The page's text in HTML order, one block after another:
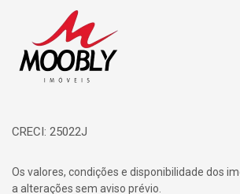
CRECI: 25022J
Os valores, condições e disponibilidade dos
a alterações sem aviso prévio.